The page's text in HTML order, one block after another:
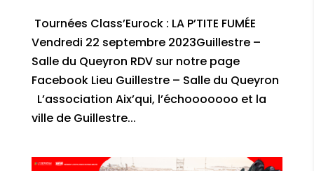
Tournées Class’Eurock : LA P’TITE FUMÉE
Vendredi 22 septembre 2023Guillestre –
Salle du Queyron RDV sur notre page
Facebook Lieu Guillestre – Salle du Queyron
L’association Aix’qui, l’échooooooo et la
ville de Guillestre...